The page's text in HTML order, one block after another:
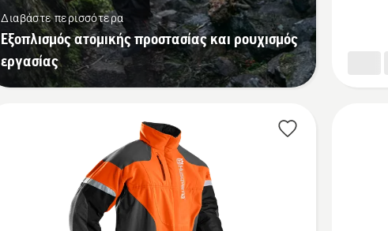
Διαβάστε περισσότερα
Εξοπλισμός ατομικής προστασίας και ρουχισμός
εργασίας